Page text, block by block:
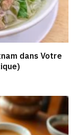
dans Votre